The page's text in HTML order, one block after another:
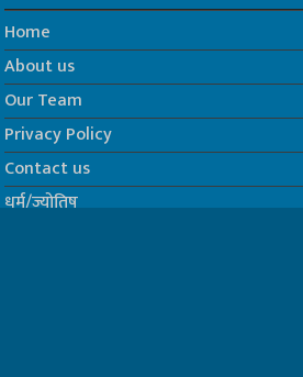
Home
About us
Our Team
Privacy Policy
Contact us
धर्म/ज्योतिष